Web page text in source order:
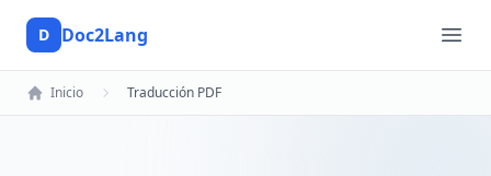
D Doc2Lang
Doc2Lang
Inicio Traducción PDF